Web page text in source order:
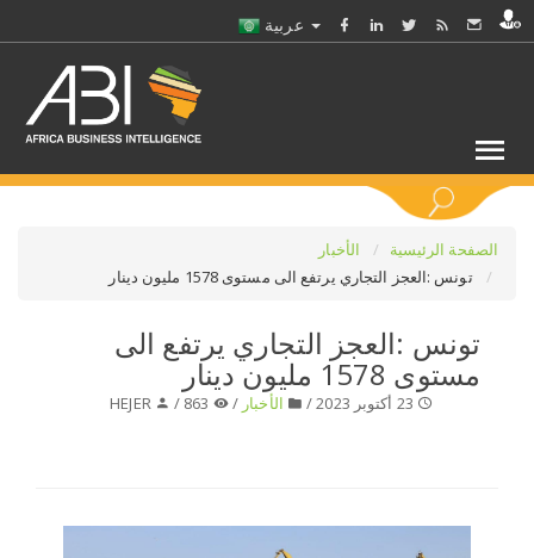
الصفحة الرئيسية
الأخبار
تونس :العجز التجاري يرتفع الى مستوى 1578 مليون دينار
تونس :العجز التجاري يرتفع الى
مستوى 1578 مليون دينار
الأخبار /
HEJER